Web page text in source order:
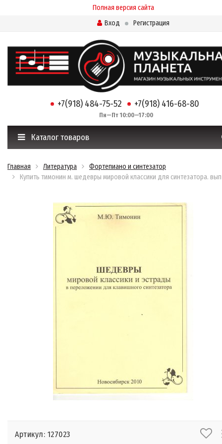
Полная версия сайта
Вход
Регистрация
+7(918) 484-75-52 +7(918) 416-68-80
Пн—Пт 10:00—17:00
Каталог товаров
Главная Литература
Фортепиано и синтезатор
Купить тимонин м. шедевры мировой классики для синтезатора.
Артикул: 127023